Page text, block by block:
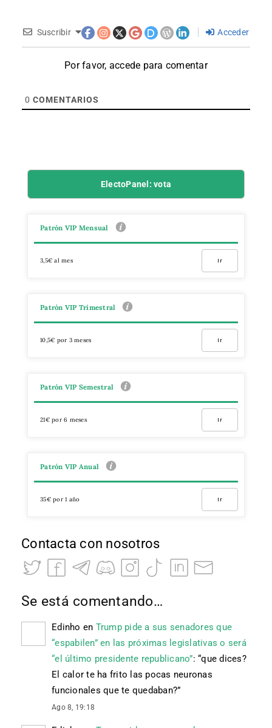
Suscribir Acceder
Por favor, accede para comentar
0 COMENTARIOS
ElectoPanel: vota
Patrón VIP Mensual
3,5€ al mes Ir
Patrón VIP Trimestral
10,5€ por 3 meses Ir
Patrón VIP Semestral
21€ por 6 meses Ir
Patrón VIP Anual
35€ por 1 año Ir
Contacta con nosotros
Se está comentando…
Edinho en Trump pide a sus senadores que
“espabilen” en las próximas legislativas o será
“el último presidente republicano”: “que dices?
El calor te ha frito las pocas neuronas
funcionales que te quedaban?”
Ago 8, 19:18